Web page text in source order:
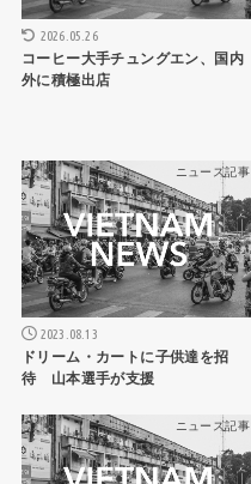
2026.05.26
コーヒー大手チュングエン、国内
外に積極出店
ニュース記事
2023.08.13
ドリーム・カートに子供達を招
待 山本選手が支援
ニュース記事